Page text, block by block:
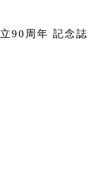
90周年 記念誌